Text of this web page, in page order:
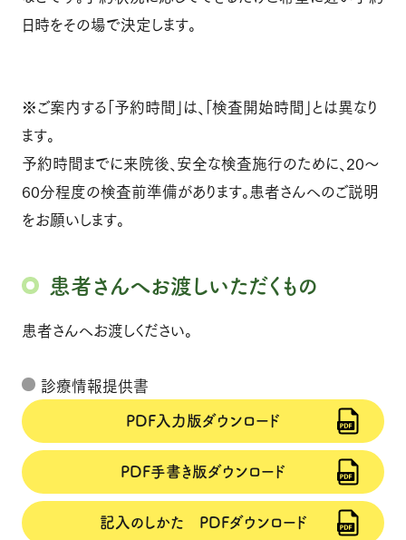
日時をその場で決定します。
※ご案内する「予約時間」は、「検査開始時間」とは異なり
ます。
予約時間までに来院後、安全な検査施行のために、20～
60分程度の検査前準備があります。患者さんへのご説明
をお願いします。
患者さんへお渡しいただくもの
患者さんへお渡しください。
診療情報提供書
PDF入力版ダウンロード
PDF手書き版ダウンロード
記入のしかた PDFダウンロード